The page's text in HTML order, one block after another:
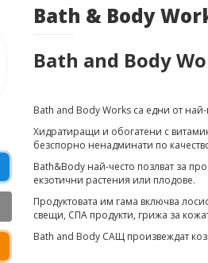
Bath & Body
Bath and Body
Bath and Body Works са едни от
Хидратиращи и обогатени с
безспорно ненадминати по
Bath&Body най-често позлват за
екзотични растения или плодове.
Продуктовата им гама включва
свещи, СПА продукти, грижа за
Bath and Body САЩ произвеждат